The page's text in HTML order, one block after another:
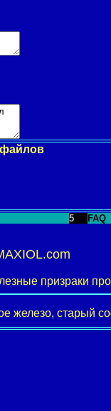
5 FAQ
призраки
железо, старый